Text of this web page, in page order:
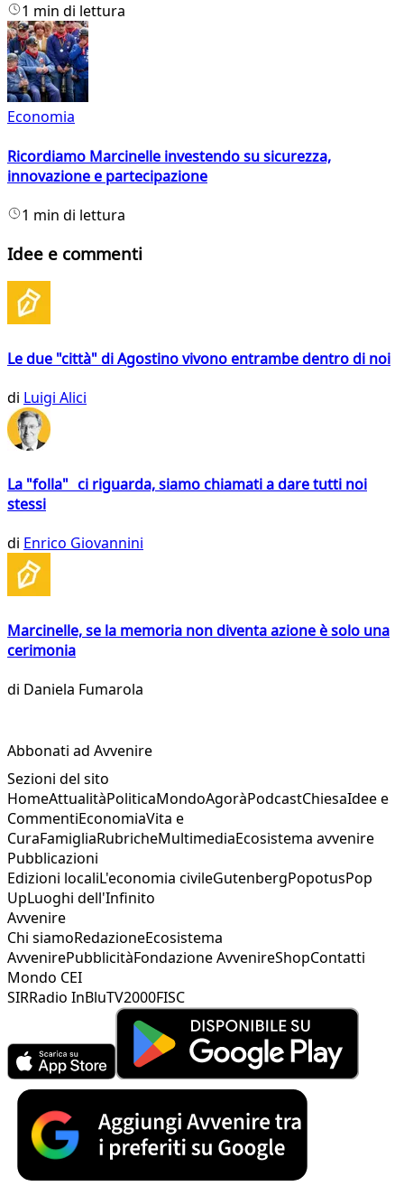
1 min di lettura
Economia
Ricordiamo Marcinelle investendo su sicurezza,
innovazione e partecipazione
1 min di lettura
Idee e commenti
Le due "città" di Agostino vivono entrambe dentro di noi
di Luigi Alici
La "folla" ci riguarda, siamo chiamati a dare tutti noi
stessi
di Enrico Giovannini
Marcinelle, se la memoria non diventa azione è solo una
cerimonia
di Daniela Fumarola
Abbonati ad Avvenire
Sezioni del sito
HomeAttualitàPoliticaMondoAgoràPodcastChiesaIdee e
CommentiEconomiaVita e
CuraFamigliaRubricheMultimediaEcosistema avvenire
Pubblicazioni
Edizioni localiL'economia civileGutenbergPopotusPop
UpLuoghi dell'Infinito
Avvenire
Chi siamoRedazioneEcosistema
AvvenirePubblicitàFondazione AvvenireShopContatti
Mondo CEI
SIRRadio InBluTV2000FISC